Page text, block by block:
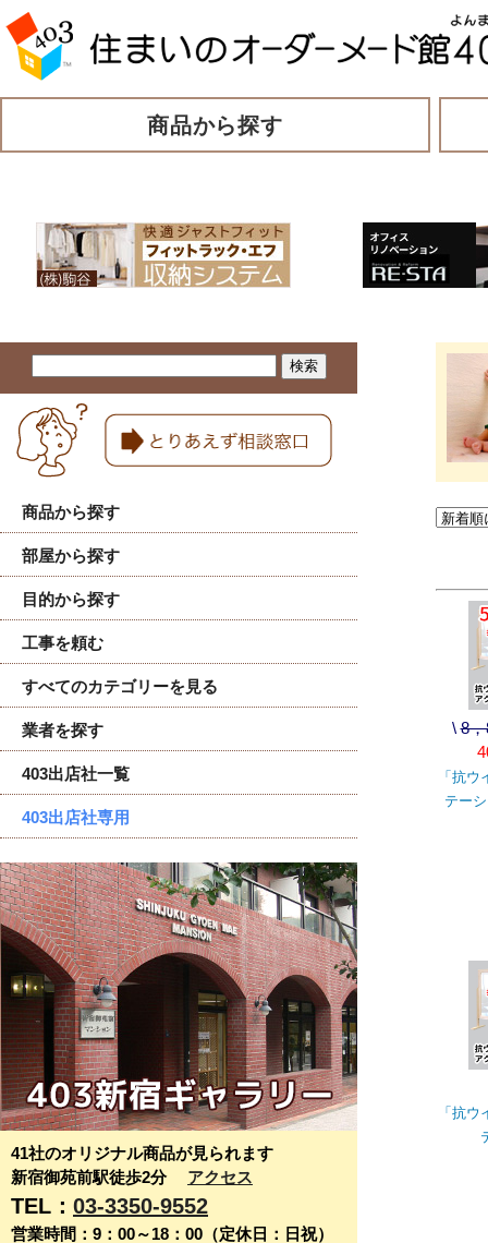
商品から探す
商品から探す
部屋から探す
目的から探す
工事を頼む
すべてのカテゴリーを見る
業者を探す
403出店社一覧
403出店社専用
41社のオリジナル商品が見られます
新宿御苑前駅徒歩2分 アクセス
TEL： 03-3350-9552
営業時間：9：00～18：00（定休日：日祝）
\8
「抗
テー
「抗